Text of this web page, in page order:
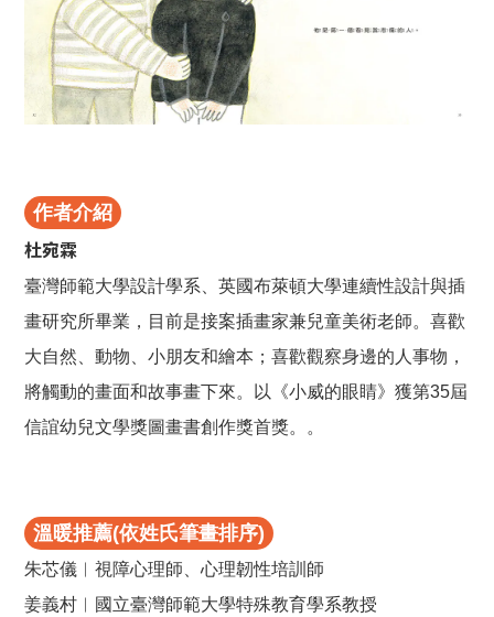
作者介紹
杜宛霖
臺灣師範大學設計學系、英國布萊頓大學連續性設計與插
畫研究所畢業，目前是接案插畫家兼兒童美術老師。喜歡
大自然、動物、小朋友和繪本；喜歡觀察身邊的人事物，
將觸動的畫面和故事畫下來。以《小威的眼睛》獲第35屆
信誼幼兒文學獎圖畫書創作獎首獎。。
溫暖推薦(依姓氏筆畫排序)
朱芯儀︱視障心理師、心理韌性培訓師
姜義村︱國立臺灣師範大學特殊教育學系教授